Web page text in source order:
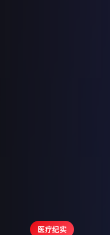
医疗纪实